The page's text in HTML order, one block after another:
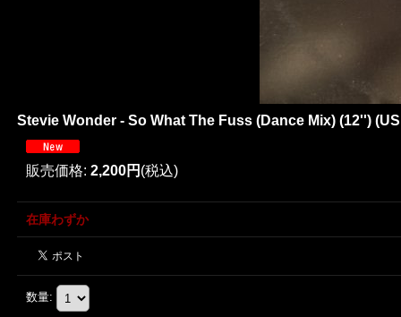
Stevie Wonder - So What The Fuss (Dance Mix) (12'')
販売価格: 2,200円 (税込)
在庫わずか
数量: